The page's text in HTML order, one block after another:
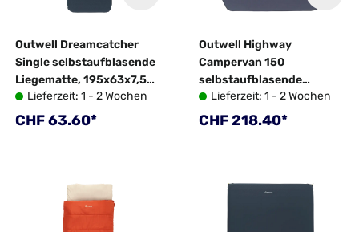
Outwell Dreamcatcher
Single selbstaufblasende
Liegematte, 195x63x7,5
cmLieferzeit: 1 - 2 Wochen
Regulärer Preis:
CHF 63.60*
Outwell Highway
Campervan 150
selbstaufblasende
Liegematte, 190x150x7,5
cm
Lieferzeit: 1 - 2 Wochen
Regulärer Preis:
CHF 218.40*